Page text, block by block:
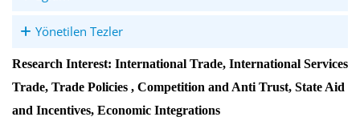
Yönetilen Tezler
Research Interest: International Trade, International Services
Trade, Trade Policies , Competition and Anti Trust, State Aid
and Incentives, Economic Integrations